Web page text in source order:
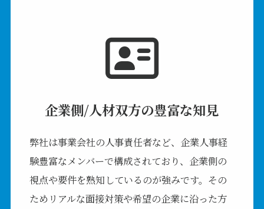
企業側/人材双方の豊富な知見
弊社は事業会社の人事責任者など、企業人事経
験豊富なメンバーで構成されており、企業側の
視点や要件を熟知しているのが強みです。その
ためリアルな面接対策や希望の企業に沿った方